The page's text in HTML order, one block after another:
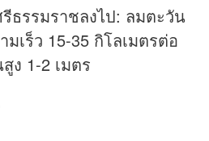
ธรรมราชลงไป: ลมตะวัน
มเร็ว 15-35 กิโลเมตรต่อ
ง 1-2 เมตร